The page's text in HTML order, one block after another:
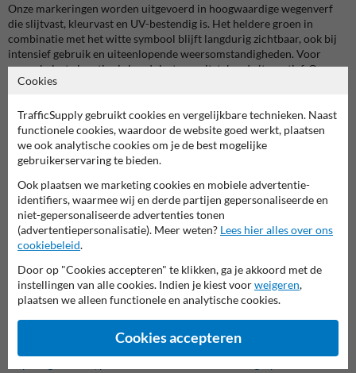
Onze markeringen worden uitgevoerd in hoogwaardige wegenverf
die slijtvast, kleurvast en UV-bestendig is. Het heldere groen in
combinatie met het witte symbool blijft langdurig zichtbaar, ook bij
intensief gebruik en uiteenlopende weersomstandigheden. Voor
zwaar belaste locaties is koudplast een uitstekend alternatief. Onze
vakmensen zorgen steeds voor een nauwkeurige uitvoering door het
Voor wie is een groen EV parkeervak interessant?
Bedrijven en kantoren die laadplaatsen herkenbaar en exclusief
willen reserveren
Winkelcentra en retail die klanten duidelijke en gastvrije
laadplekken willen bieden
Gemeenten en steden die openbare laadpunten professioneel en
uniform willen aanduiden
Parkeerbeheerders die efficiënt gebruik van hun terrein willen
garanderen
Scholen en instellingen die verduurzaming en duidelijke
terreinindeling combineren
Liever een standaardoplossing? 👉 Check ons ruime assortiment
Cookies
TrafficSupply gebruikt cookies en vergelijkbare technieken. Naast
functionele cookies, waardoor de website goed werkt, plaatsen
we ook analytische cookies om je de best mogelijke
gebruikerservaring te bieden.
Ook plaatsen we marketing cookies en mobiele advertentie-
identifiers, waarmee wij en derde partijen gepersonaliseerde en
niet-gepersonaliseerde advertenties tonen
(advertentiepersonalisatie). Meer weten? Lees hier alles over ons
cookiebeleid.
Door op "Cookies accepteren" te klikken, ga je akkoord met de
instellingen van alle cookies. Indien je kiest voorweigeren,
plaatsen we alleen functionele en analytische cookies.
Cookies accepteren